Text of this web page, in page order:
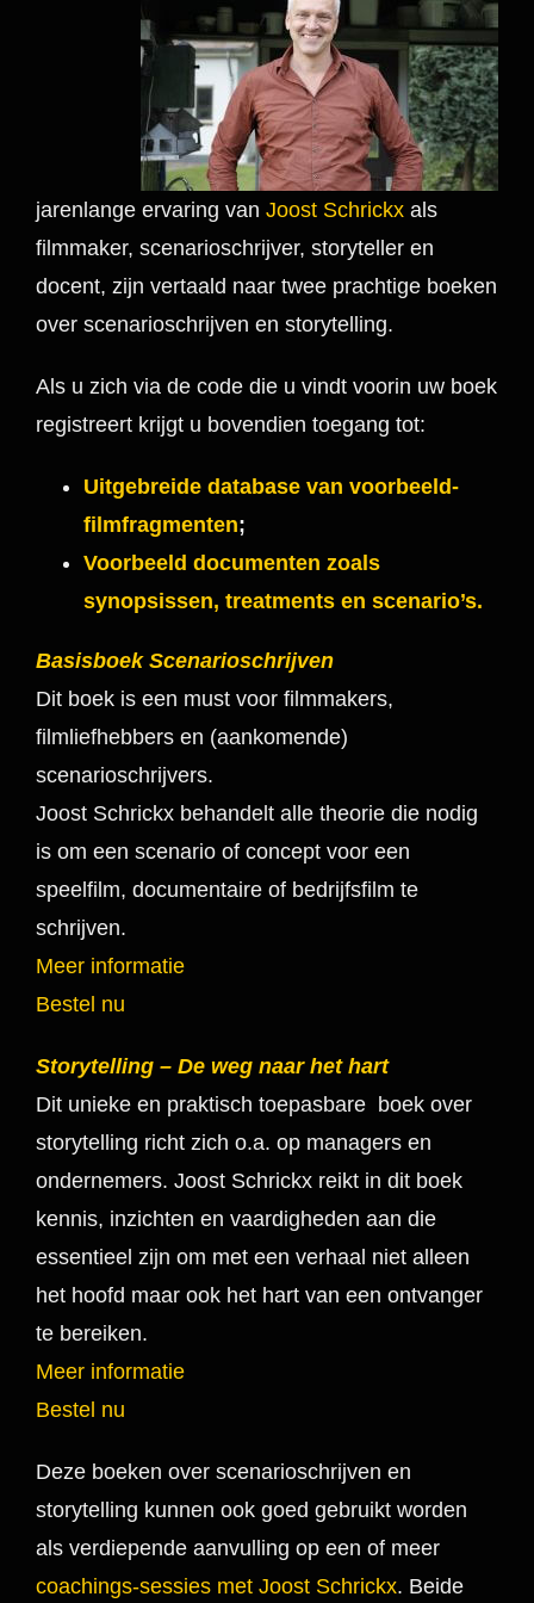
jarenlange ervaring van Joost Schrickx als
filmmaker, scenarioschrijver, storyteller en
docent, zijn vertaald naar twee prachtige boeken
over scenarioschrijven en storytelling.
Als u zich via de code die u vindt voorin uw boek
registreert krijgt u bovendien toegang tot:
Uitgebreide database van voorbeeld-
filmfragmenten;
Voorbeeld documenten zoals
synopsissen, treatments en scenario’s.
Basisboek Scenarioschrijven
Dit boek is een must voor filmmakers,
filmliefhebbers en (aankomende)
scenarioschrijvers.
Joost Schrickx behandelt alle theorie die nodig
is om een scenario of concept voor een
speelfilm, documentaire of bedrijfsfilm te
schrijven.
Meer informatie
Bestel nu
Storytelling – De weg naar het hart
Dit unieke en praktisch toepasbare boek over
storytelling richt zich o.a. op managers en
ondernemers. Joost Schrickx reikt in dit boek
kennis, inzichten en vaardigheden aan die
essentieel zijn om met een verhaal niet alleen
het hoofd maar ook het hart van een ontvanger
te bereiken.
Meer informatie
Bestel nu
Deze boeken over scenarioschrijven en
storytelling kunnen ook goed gebruikt worden
als verdiepende aanvulling op een of meer
coachings-sessies met Joost Schrickx. Beide